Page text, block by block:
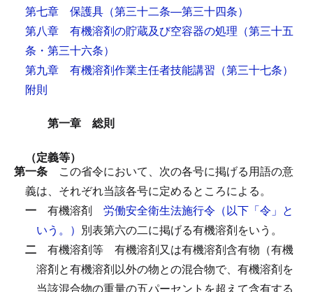
第七章 保護具 （第三十二条―第三十四条）
第八章 有機溶剤の貯蔵及び空容器の処理 （第三十五
条・第三十六条）
第九章 有機溶剤作業主任者技能講習 （第三十七条）
附則
第一章 総則
（定義等）
第一条
この省令において、次の各号に掲げる用語の意
義は、それぞれ当該各号に定めるところによる。
一
有機溶剤
労働安全衛生法施行令（以下「令」と
いう。） 別表第六の二に掲げる有機溶剤をいう。
二
有機溶剤等
有機溶剤又は有機溶剤含有物（有機
溶剤と有機溶剤以外の物との混合物で、有機溶剤を
当該混合物の重量の五パーセントを超えて含有する